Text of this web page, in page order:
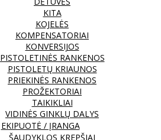
KITA
KOJELĖS
KOMPENSATORIAI
KONVERSIJOS
PISTOLETINĖS RANKENOS
PISTOLETŲ KRIAUNOS
PRIEKINĖS RANKENOS
PROŽEKTORIAI
TAIKIKLIAI
VIDINĖS GINKLŲ DALYS
EKIPUOTĖ / ĮRANGA
ŠAUDYKLOS KREPŠIAI